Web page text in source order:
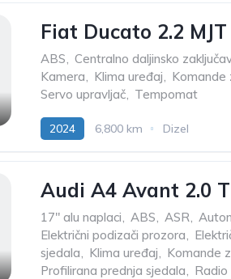
Fiat Ducato 2.2
ABS, Centralno daljinsko
Kamera, Klima uređaj, Komande
Servo upravljač, Tempomat
2024 6,800 km Dizel
Audi A4 Avant 2.0
17" alu naplaci, ABS, ASR,
Električni podizači prozora,
sjedala, Klima uređaj, Komande
Profilirana prednja sjedala, Radio